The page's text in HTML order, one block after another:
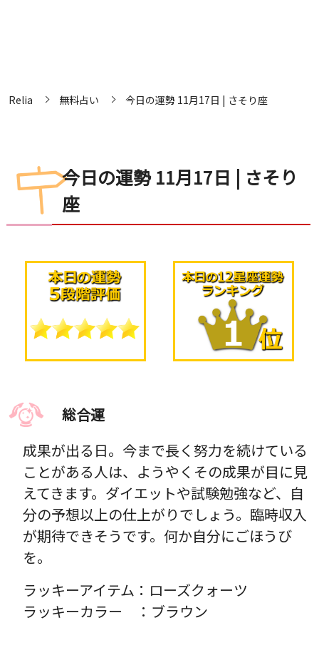
Relia 無料占い 今日の運勢 11月17日 | さそり座
今日の運勢 11月17日 | さそり
座
総合運
成果が出る日。今まで長く努力を続けている
ことがある人は、ようやくその成果が目に見
えてきます。ダイエットや試験勉強など、自
分の予想以上の仕上がりでしょう。臨時収入
が期待できそうです。何か自分にごほうび
を。
ラッキーアイテム：ローズクォーツ
ラッキーカラー ：ブラウン